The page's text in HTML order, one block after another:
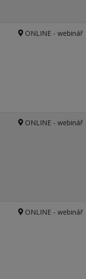
ONLINE - webinář
ONLINE - webinář
ONLINE - webinář